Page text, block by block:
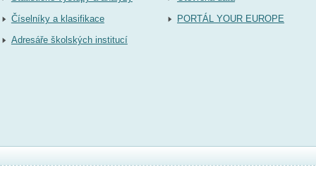
Číselníky a klasifikace
Adresáře školských institucí
PORTÁL YOUR EUROPE